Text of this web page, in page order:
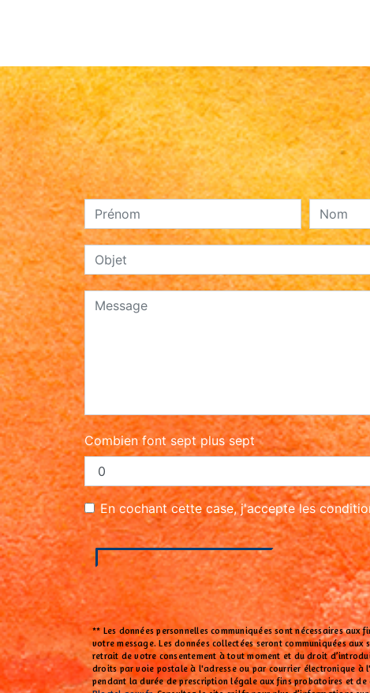
Combien font sept plus sept
En cochant cette case, j'accepte les
** Les données personnelles communiquées sont nécessaires
votre message. Les données collectées seront communiquées
retrait de votre consentement à tout moment et du droit
droits par voie postale à l'adresse ou par courrier électronique à
pendant la durée de prescription légale aux fins probatoires et